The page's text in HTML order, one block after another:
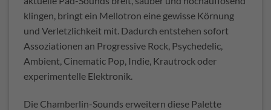
klingen, bringt ein Mellotron eine gewisse Körnung
und Verletzlichkeit mit. Dadurch entstehen sofort
Assoziationen an Progressive Rock, Psychedelic,
Ambient, Cinematic Pop, Indie, Krautrock oder
experimentelle Elektronik.
Die Chamberlin-Sounds erweitern diese Palette